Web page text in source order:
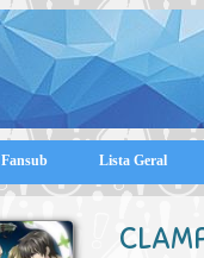
Fansub Lista Geral